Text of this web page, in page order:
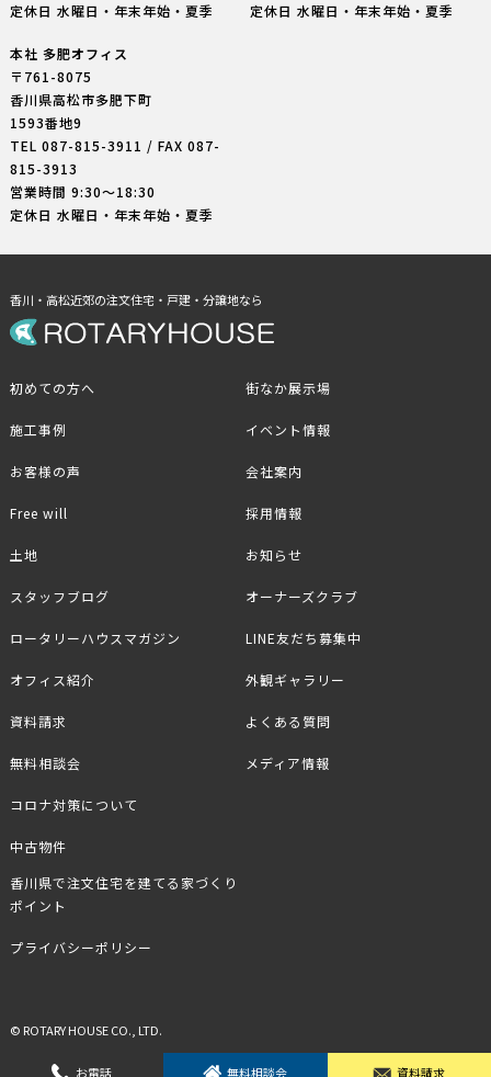
お電話 無料相談会 資料請求
定休日 水曜日・年末年始・夏季
定休日 水曜日・年末年始・夏季
本社 多肥オフィス
〒761-8075
香川県高松市多肥下町
1593番地9
TEL 087-815-3911 / FAX 087-
815-3913
営業時間 9:30〜18:30
定休日 水曜日・年末年始・夏季
香川・高松近郊の注文住宅・戸建・分譲地なら
初めての方へ
施工事例
お客様の声
Free will
土地
街なか展示場
イベント情報
会社案内
採用情報
お知らせ
スタッフブログ
ロータリーハウスマガジン
オフィス紹介
資料請求
無料相談会
オーナーズクラブ
LINE友だち募集中
外観ギャラリー
よくある質問
メディア情報
コロナ対策について
中古物件
香川県で注文住宅を建てる家づくり
ポイント
プライバシーポリシー
© ROTARY HOUSE CO., LTD.